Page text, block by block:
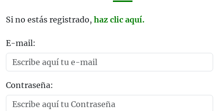
Si no estás registrado, haz clic aquí.
E-mail:
Contraseña: